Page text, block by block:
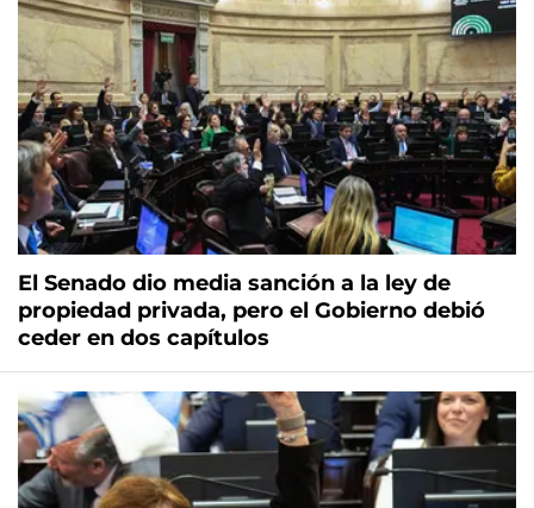
El Senado dio media sanción a la ley de
propiedad privada, pero el Gobierno debió
ceder en dos capítulos